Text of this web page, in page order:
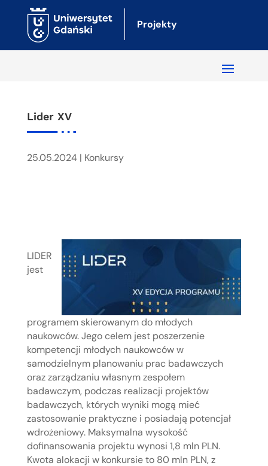
Projekty
Lider XV
25.05.2024| Konkursy
LIDER
jest
programem skierowanym do młodych
naukowców. Jego celem jest poszerzenie
kompetencji młodych naukowców w
samodzielnym planowaniu prac badawczych
oraz zarządzaniu własnym zespołem
badawczym, podczas realizacji projektów
badawczych, których wyniki mogą mieć
zastosowanie praktyczne i posiadają potencjał
wdrożeniowy. Maksymalna wysokość
dofinansowania projektu wynosi 1,8 mln PLN.
Kwota alokacji w konkursie to 80 mln PLN, z